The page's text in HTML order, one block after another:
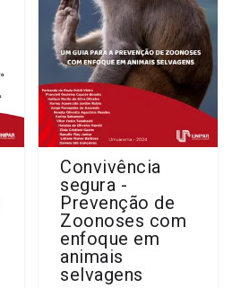
Convivência
segura -
Prevenção de
Zoonoses com
enfoque em
animais
selvagens